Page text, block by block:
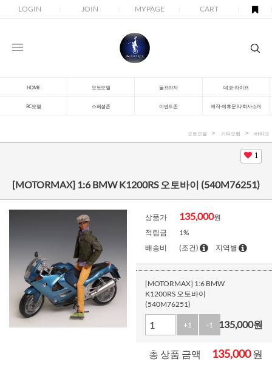
LOGIN JOIN MYPAGE CART
HOME 오토모델 돌프라자 데코-라이프
RC모델 스페셜존 이벤트존 제작-제휴문의/회사소개
오토모델 기타모형 바이크
1
[MOTORMAX] 1:6 BMW K1200RS 오토바이 (540M76251)
상품가 135,000원
적립금
1%
배송비
(조건) 지역별
[MOTORMAX] 1:6 BMW
K1200RS 오토바이
(540M76251)
+1 -1 135,000원
총 상품 금액 135,000원